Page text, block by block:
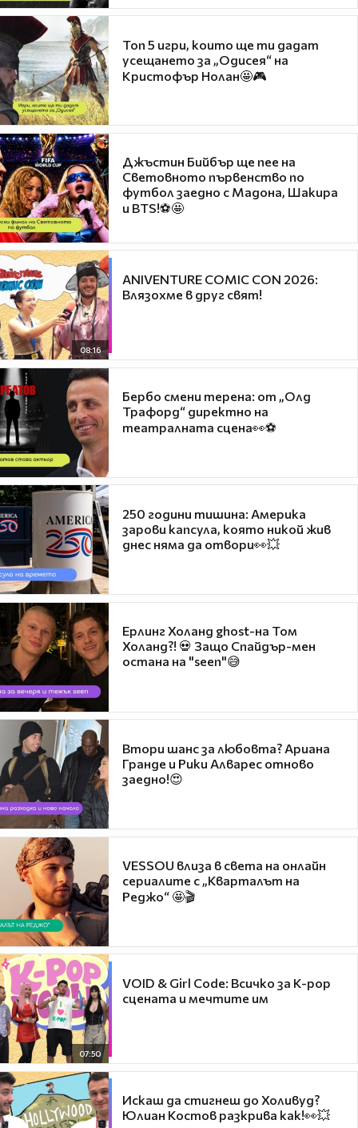
Топ 5 игри, които ще ти дадат
усещането за „Одисея“ на
Кристофър Нолан🤩🎮
Джъстин Бийбър ще пее на
Световното първенство по
футбол заедно с Мадона, Шакира
и BTS!⚽🤩
08:16
ANIVENTURE COMIC CON 2026:
Влязохме в друг свят!
Бербо смени терена: от „Олд
Трафорд“ директно на
театралната сцена👀⚽
250 години тишина: Америка
зарови капсула, която никой жив
днес няма да отвори👀💥
Ерлинг Холанд ghost-на Том
Холанд?! 💀 Защо Спайдър-мен
остана на "seen"😅
Втори шанс за любовта? Ариана
Гранде и Рики Алварес отново
заедно!😍
VESSOU влиза в света на онлайн
сериалите с „Кварталът на
Реджо“ 🤩🎬
07:50
VOID & Girl Code: Всичко за K-pop
сцената и мечтите им
Искаш да стигнеш до Холивуд?
Юлиан Костов разкрива как!👀💥